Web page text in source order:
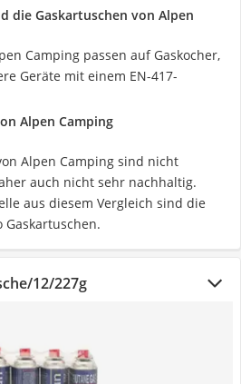
die Gaskartuschen von Alpen
Camping passen auf Gaskocher,
Geräte mit einem EN-417-
Alpen Camping
Alpen Camping sind nicht
auch nicht sehr nachhaltig.
aus diesem Vergleich sind die
Gaskartuschen.
12/227g